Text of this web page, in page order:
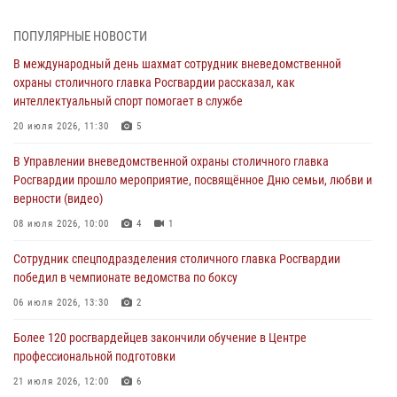
В Главном управлении Росгвардии по городу Москве подвели итоги
03 августа 2026, 13:00
На востоке Москвы сотрудники Росгвардии задержали мужчину,
находящегося в федеральном розыске (видео)
Росгвардия обеспечила правопорядок во время празднования Дня
воздушно-десантных войск в Москве (видео)
03 августа 2026, 08:00
Московские росгвардейцы пришли на помощь семье, у которой
сломался автомобиль на проезжей части (Видео)
02 августа 2026, 11:54
ПОПУЛЯРНЫЕ НОВОСТИ
В международный день шахмат сотрудник вневедомственной
охраны столичного главка Росгвардии рассказал, как
интеллектуальный спорт помогает в службе
20 июля 2026, 11:30 5
В Управлении вневедомственной охраны столичного главка
Росгвардии прошло мероприятие, посвящённое Дню семьи, любви и
верности (видео)
08 июля 2026, 10:00 4 1
Сотрудник спецподразделения столичного главка Росгвардии
победил в чемпионате ведомства по боксу
06 июля 2026, 13:30 2
Более 120 росгвардейцев закончили обучение в Центре
профессиональной подготовки
21 июля 2026, 12:00 6